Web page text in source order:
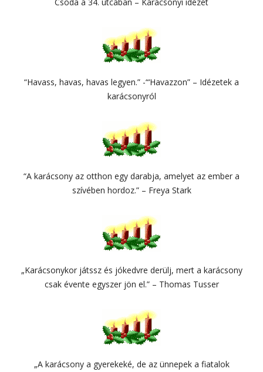
“Havass, havas, havas legyen.” -“‘Havazzon” – Idézetek a
karácsonyról
“A karácsony az otthon egy darabja, amelyet az ember a
szívében hordoz.” – Freya Stark
„Karácsonykor játssz és jókedvre derülj, mert a karácsony
csak évente egyszer jön el.” – Thomas Tusser
„A karácsony a gyerekeké, de az ünnepek a fiatalok